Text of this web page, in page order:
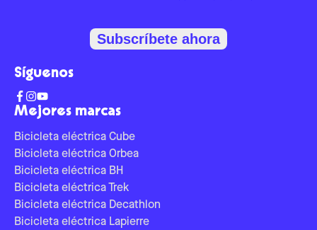
Mejores marcas
Bicicleta eléctrica Cube
Bicicleta eléctrica Orbea
Bicicleta eléctrica BH
Bicicleta eléctrica Trek
Bicicleta eléctrica Decathlon
Bicicleta eléctrica Lapierre
Subscríbete ahora
Síguenos